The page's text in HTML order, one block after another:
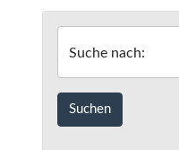
Suche nach: